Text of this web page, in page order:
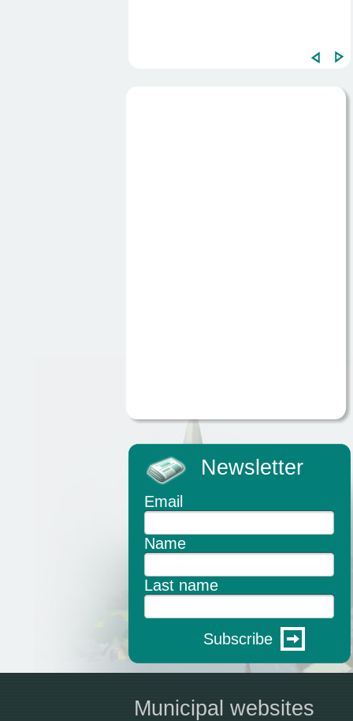
Newsletter
Email
Name
Last name
Subscribe
Municipal websites